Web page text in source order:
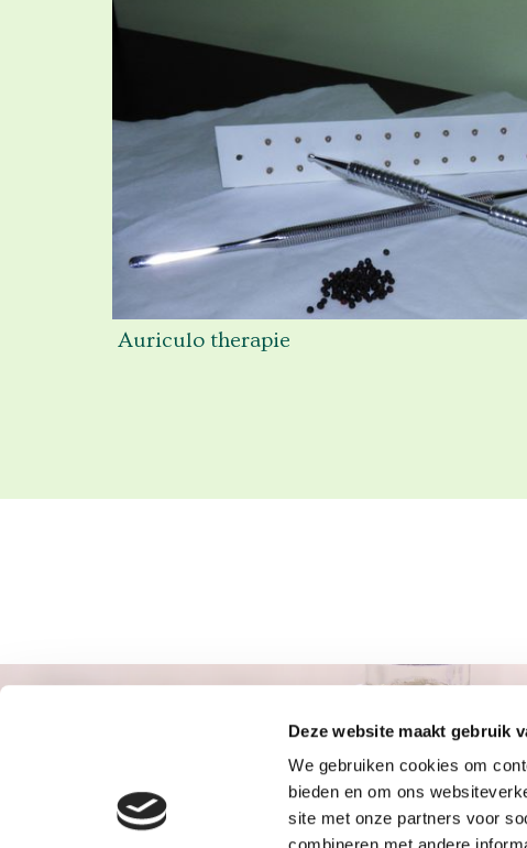
Deze website maakt gebruik
We gebruiken cookies om
bieden en om ons
site met onze partners voor
Auriculo therapie
Adres: